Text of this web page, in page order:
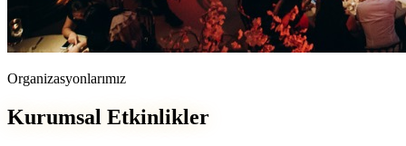
Organizasyonlarımız
Kurumsal Etkinlikler